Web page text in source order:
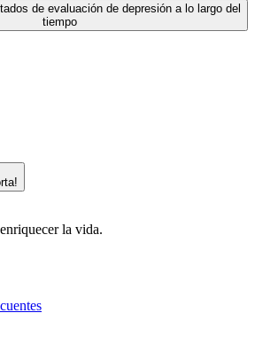
de evaluación de depresión a lo largo del
tiempo
la vida.